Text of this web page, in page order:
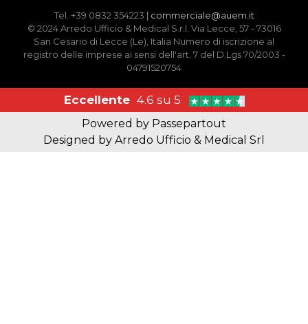
Tel. +39 0832 354223 | commerciale@auem.it
© 2024 Arredo Ufficio & Medical S.r.l. Via Lecce, 57 - 73016
San Cesario di Lecce (Le), Italia Numero di iscrizione al
registro delle imprese ai sensi dell'art. 7 del D.Lgs 70/2003 -
04791520754
Eccellente 4.6 su 5
Powered by Passepartout
Designed by Arredo Ufficio & Medical Srl